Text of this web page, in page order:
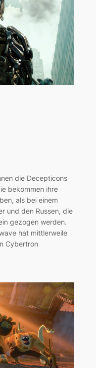
die Decepticons
bekommen ihre
als bei einem
und den Russen, die
gezogen werden.
hat mittlerweile
Cybertron